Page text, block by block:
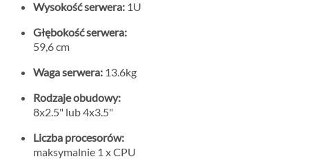
Wysokość serwera: 1U
Głębokość serwera:
59,6 cm
Waga serwera: 13.6kg
Rodzaje obudowy:
8x2.5" lub 4x3.5"
Liczba procesorów:
maksymalnie 1 x CPU